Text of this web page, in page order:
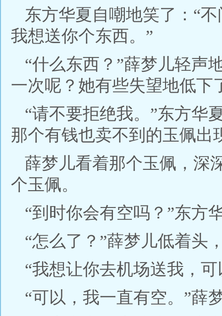
东方华夏自嘲地笑了：“
我想送你个东西。”
“什么东西？”薛梦儿轻声
一次呢？她有些失望地低下
“请不要拒绝我。”东方华
那个有钱也卖不到的玉佩出
薛梦儿看着那个玉佩，深
个玉佩。
“到时你会有空吗？”东方
“怎么了？”薛梦儿低着头
“我想让你去机场送我，
“可以，我一直有空。”薛